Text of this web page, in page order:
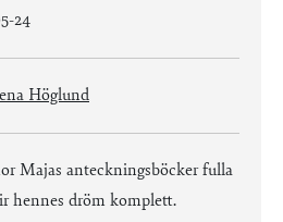
24
Höglund
Majas anteckningsböcker fulla
hennes dröm komplett.